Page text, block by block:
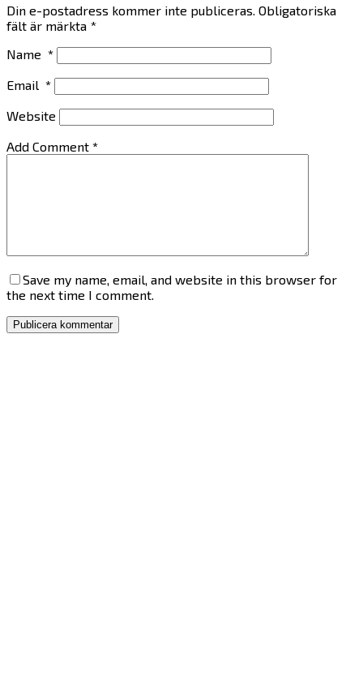
Din e-postadress kommer inte publiceras. Obligatoriska
fält är märkta *
Name *
Email *
Website
Add Comment *
Save my name, email, and website in this browser for
the next time I comment.
Publicera kommentar